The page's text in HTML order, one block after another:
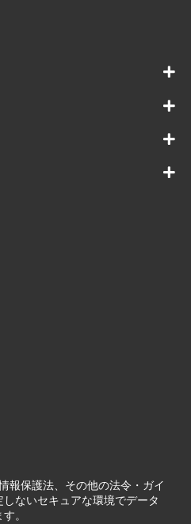
報保護法、その他の法令・ガイ
ないセキュアな環境でデータ
。